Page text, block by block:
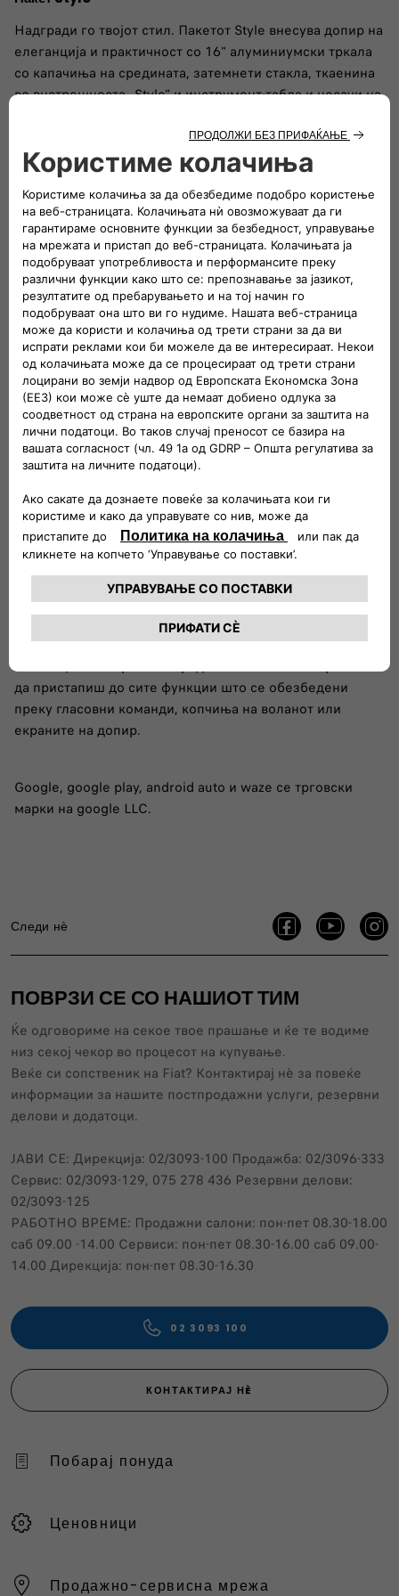
Надгради го твојот стил. Пакетот Style внесува допир на
елеганција и практичност со 16“ алуминиумски тркала
со капачиња на средината, затемнети стакла, ткаенина
во внатрешноста „Style“ и инструмент-табла и носачи на
прилагодување на висината обезбедуваат совршена и
удобна положба за возење.
Apple Carplay™
Поврзи се со твојот iPhone и забавувај се додека возиш.
CarPlay ќе достави сè што ти треба директно на
екранот на радиото. Можеш да добиваш упатства за
насоки, да телефонираш, да разменуваш пораки и да
слушаш музика без да ти биде оттргнато вниманието од
патот пред тебе. CarPlay го интегрира гласовниот
асистент Siri, но ќе работи и со копчињата и рачките на
воланот, допирните површини или екраните на допир.
Сите апликации компатибилни со CarPlay се
дизајнирани да овозможат лесен и интуитивен пристап,
Лесно пристапувај до содржината или користи Google
Maps и музика од Google Play додека возиш. Android
Auto™ ќе ги прикаже сите твои компатибилни
апликации на екранот на радиото. Ќе може интуитивно
да пристапиш до сите функции што се обезбедени
преку гласовни команди, копчиња на воланот или
екраните на допир.
Google, google play, android auto и waze се трговски
марки на google LLC.
Следи нѐ
ПОВРЗИ СЕ СО НАШИОТ ТИМ
Ќе одговориме на секое твое прашање и ќе те водиме
низ секој чекор во процесот на купување.
Веќе си сопственик нa Fiat? Контактирај нѐ за повеќе
информации за нашите постпродажни услуги, резервни
делови и додатоци.
ЈАВИ СЕ: Дирекција: 02/3093-100 Продажба: 02/3096-333
Сервис: 02/3093-129, 075 278 436 Резервни делови:
02/3093-125
РАБОТНО ВРЕМЕ: Продажни салони: пон-пет 08.30-18.00
саб 09.00 -14.00 Сервиси: пон-пет 08.30-16.00 саб 09.00-
14.00 Дирекција: пон-пет 08.30-16.30
02 3093 100
КОНТАКТИРАЈ НÈ
Побарај понуда
Ценовници
Продажно-сервисна мрежа